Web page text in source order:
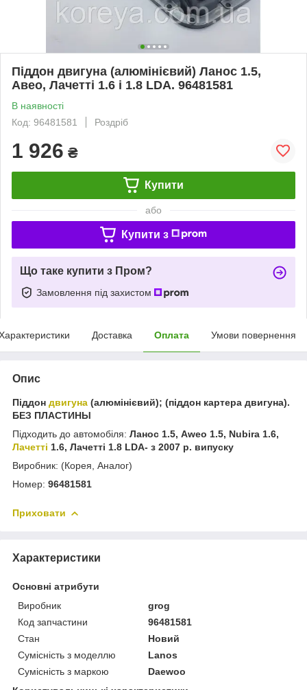
Піддон двигуна (алюмінієвий) Ланос 1.5,
Авео, Лачетті 1.6 і 1.8 LDA. 96481581
В наявності
Код: 96481581
Роздріб
1 926 ₴
Купити
або
Купити з
Що таке купити з Пром?
Замовлення під захистом
Доставка Оплата Умови повернення
Опис
Піддон двигуна (алюмінієвий); (піддон картера двигуна).
БЕЗ ПЛАСТИНЫ
Підходить до автомобіля: Ланос 1.5, Aweo 1.5, Nubira 1.6,
Лачетті 1.6, Лачетті 1.8 LDA- з 2007 р. випуску
Виробник: (Корея, Аналог)
Номер: 96481581
Приховати
Характеристики
Основні атрибути
Виробник
grog
Код запчастини
96481581
Стан
Новий
Сумісність з моделлю
Lanos
Сумісність з маркою
Daewoo